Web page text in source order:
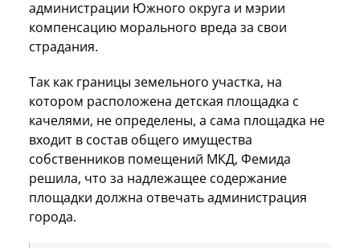
администрации Южного округа и мэрии
компенсацию морального вреда за свои
страдания.
Так как границы земельного участка, на
котором расположена детская площадка с
качелями, не определены, а сама площадка не
входит в состав общего имущества
собственников помещений МКД, Фемида
решила, что за надлежащее содержание
площадки должна отвечать администрация
города.